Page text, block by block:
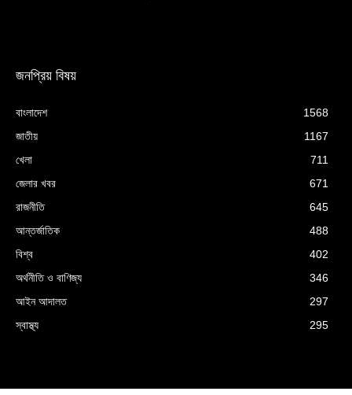
জনপ্রিয় বিষয়
বাংলাদেশ
1568
জাতীয়
1167
খেলা
711
জেলার খবর
671
রাজনীতি
645
আন্তর্জাতিক
488
বিশ্ব
402
অর্থনীতি ও বাণিজ্য
346
আইন আদালত
297
স্বাস্থ্য
295